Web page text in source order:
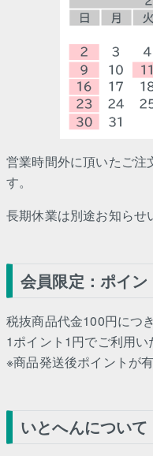
営業時間外に頂いたご注
す。
長期休業は別途お知らせ
会員限定：ポイン
税抜商品代金100円につ
1ポイント1円でご利用い
※商品発送後ポイントが
いとへんについて